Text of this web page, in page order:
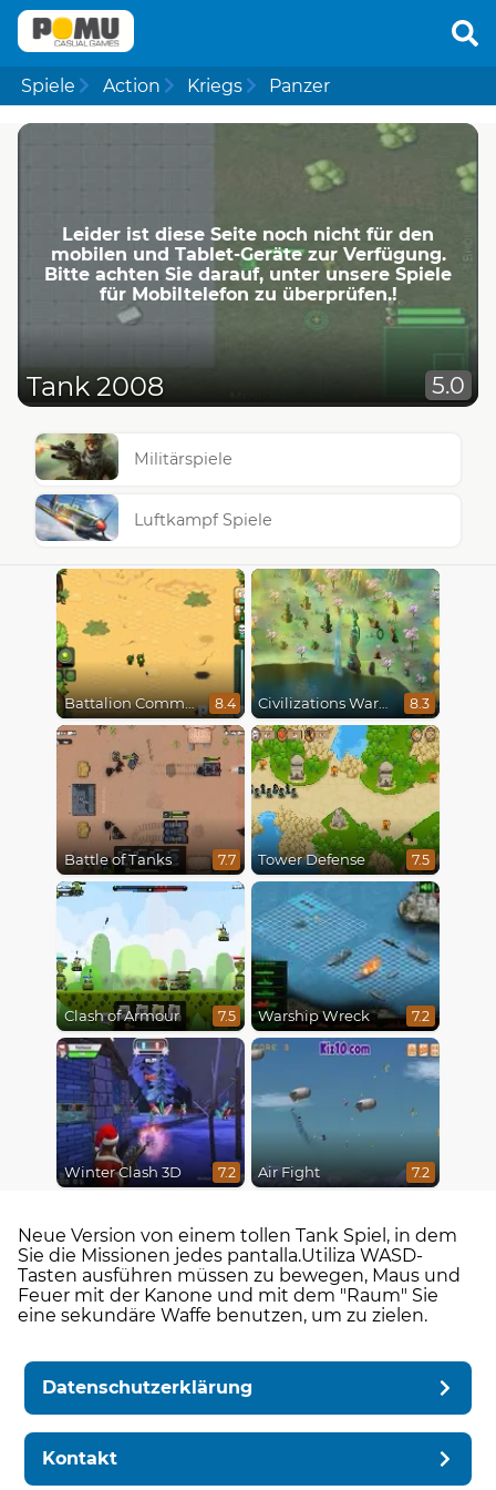
Spiele Action Kriegs Panzer
Leider ist diese Seite noch nicht für den
mobilen und Tablet-Geräte zur Verfügung.
Bitte achten Sie darauf, unter unsere Spiele
für Mobiltelefon zu überprüfen.!
Tank 2008 5.0
Militärspiele
Luftkampf Spiele
Battalion Commander 8.4 Civilizations Wars Master Edition 8.3
Battle of Tanks 7.7 Tower Defense 7.5
Clash of Armour 7.5 Warship Wreck 7.2
Winter Clash 3D 7.2 Air Fight 7.2
Neue Version von einem tollen Tank Spiel, in dem
Sie die Missionen jedes pantalla.Utiliza WASD-
Tasten ausführen müssen zu bewegen, Maus und
Feuer mit der Kanone und mit dem "Raum" Sie
eine sekundäre Waffe benutzen, um zu zielen.
Datenschutzerklärung
Kontakt